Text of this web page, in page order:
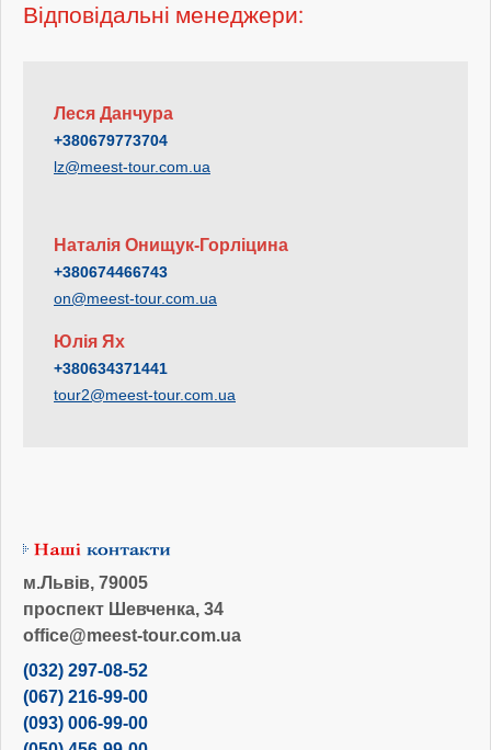
Відповідальні менеджери:
Леся Данчура
+380679773704
lz@meest-tour.com.ua
Наталія Онищук-Горліцина
+380674466743
on@meest-tour.com.ua
Юлія Ях
+380634371441
tour2@meest-tour.com.ua
м.Львів, 79005
проспект Шевченка, 34
office@meest-tour.com.ua
(032) 297-08-52
(067) 216-99-00
(093) 006-99-00